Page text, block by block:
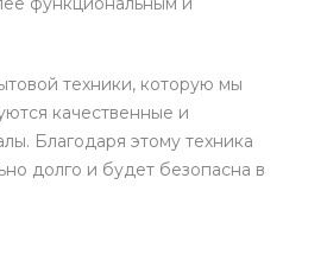
техники, которую мы
качественные и
Благодаря этому техника
долго и будет безопасна в